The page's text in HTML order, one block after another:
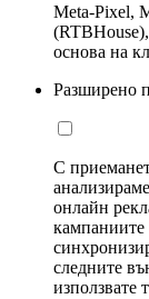
Meta-Pixel,
основа на
Разширено
С
онлайн
кампаниите
следните
използвате